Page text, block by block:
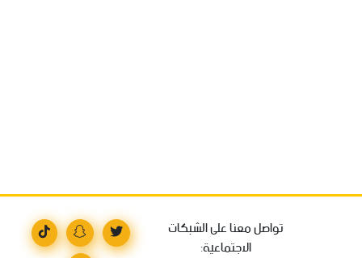
تواصل معنا على الشبكات
الاجتماعية: